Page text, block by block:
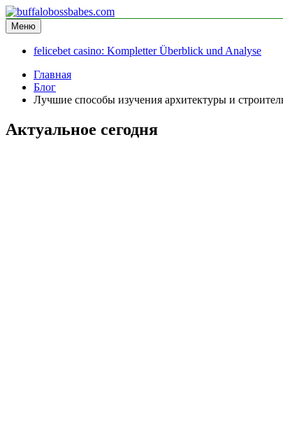
Перейти
к
содержимому
buffalobossbabes.com
информационный сайт
Меню
felicebet casino: Kompletter Überblick und Analyse
Главная
Блог
Лучшие способы изучения архитектуры и
Актуальное сегодня